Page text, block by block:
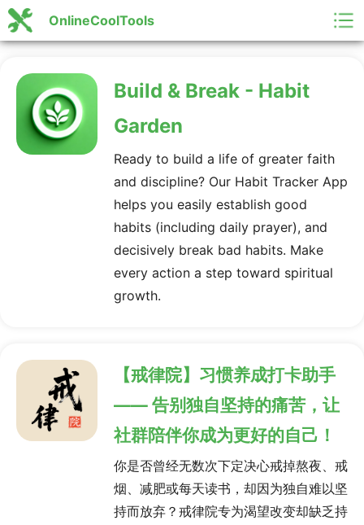
OnlineCoolTools
Build & Break - Habit
Garden
Ready to build a life of greater faith
and discipline? Our Habit Tracker App
helps you easily establish good
habits (including daily prayer), and
decisively break bad habits. Make
every action a step toward spiritual
growth.
【戒律院】习惯养成打卡助手
—— 告别独自坚持的痛苦，让
社群陪伴你成为更好的自己！
你是否曾经无数次下定决心戒掉熬夜、戒
烟、减肥或每天读书，却因为独自难以坚
持而放弃？戒律院专为渴望改变却缺乏持